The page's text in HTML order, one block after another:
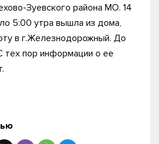
Зуевского района МО. 14
5:00 утра вышла из дома,
в г.Железнодорожный. До
тех пор информации о ее